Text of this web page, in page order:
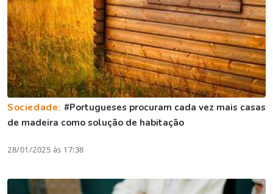
Sociedade: #Portugueses procuram cada vez mais casas
de madeira como solução de habitação
28/01/2025 às 17:38